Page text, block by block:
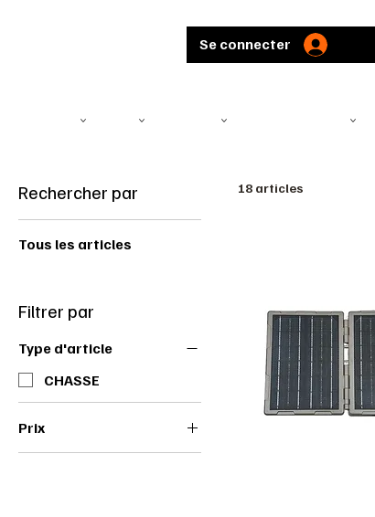
Se connecter
Rechercher par
Tous les articles
Filtrer par
Type d'article
CHASSE
Prix
18 articles